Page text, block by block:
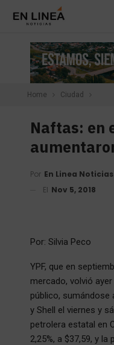
Home Ciudad
Naftas: en
Por En Linea Noticias
El Nov 5, 2018
Por: Silvia Peco
YPF, que en
mercado, volvió
público, sumándose
y Shell el viernes y
petrolera estatal en
2,25%, a $37,59, y la